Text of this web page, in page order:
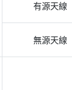
有源天線
無源天線